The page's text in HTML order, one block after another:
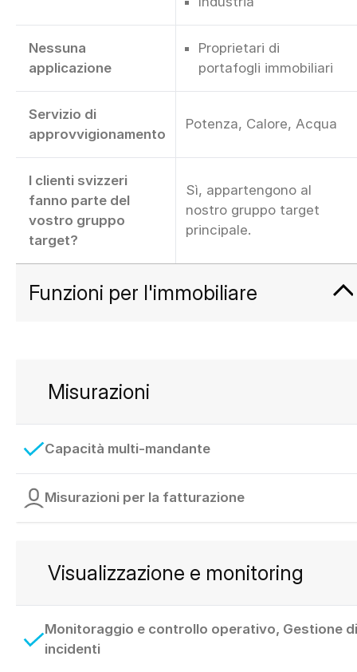
Nessuna
applicazione
Proprietari di
portafogli immobiliari
Servizio di
approvvigionamento
Potenza, Calore, Acqua
I clienti svizzeri
fanno parte del
vostro gruppo
target?
Sì, appartengono al
nostro gruppo target
principale.
Funzioni per l'immobiliare
Misurazioni
Capacità multi-mandante
Misurazioni per la fatturazione
Visualizzazione e monitoring
Monitoraggio e controllo operativo, Gestione di
incidenti